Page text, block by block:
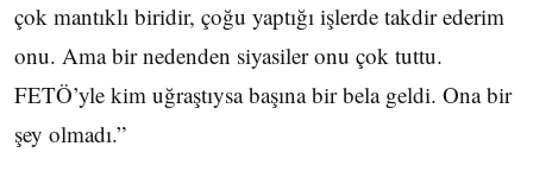
çok mantıklı biridir, çoğu yaptığı işlerde takdir ederim
onu. Ama bir nedenden siyasiler onu çok tuttu.
FETÖ’yle kim uğraştıysa başına bir bela geldi. Ona bir
şey olmadı.”